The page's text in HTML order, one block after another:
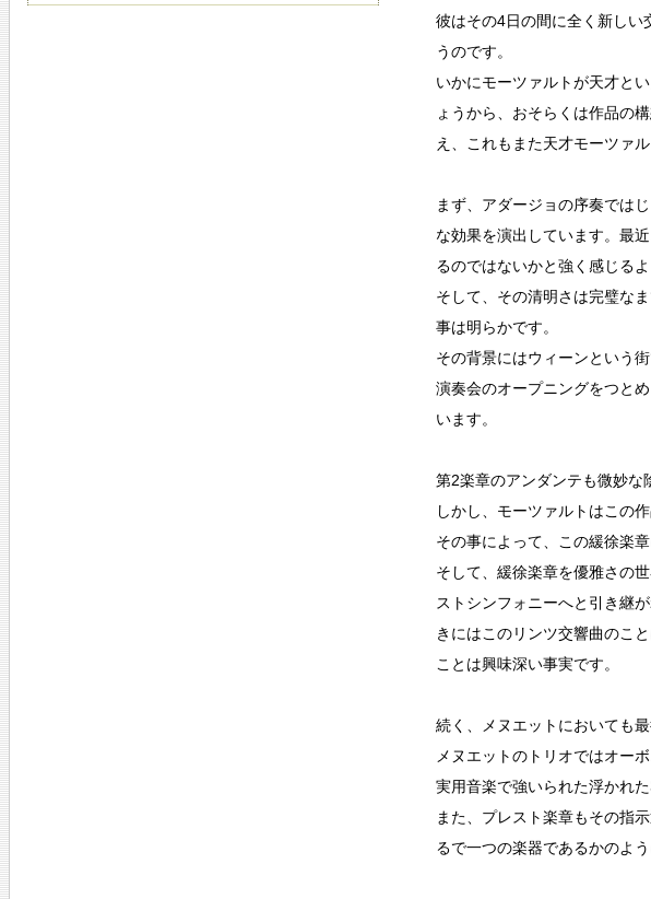
彼はその4日の間に全く新しい
うのです。
いかにモーツァルトが天才と
ょうから、おそらくは作品の
え、これもまた天才モーツァ
まず、アダージョの序奏では
な効果を演出しています。最
るのではないかと強く感じる
そして、その清明さは完璧な
事は明らかです。
その背景にはウィーンという
演奏会のオープニングをつと
います。
第2楽章のアンダンテも微妙な
しかし、モーツァルトはこの
その事によって、この緩徐楽
そして、緩徐楽章を優雅さの
ストシンフォニーへと引き継
きにはこのリンツ交響曲のこ
ことは興味深い事実です。
続く、メヌエットにおいても
メヌエットのトリオではオー
実用音楽で強いられた浮かれ
また、プレスト楽章もその指
るで一つの楽器であるかのよ